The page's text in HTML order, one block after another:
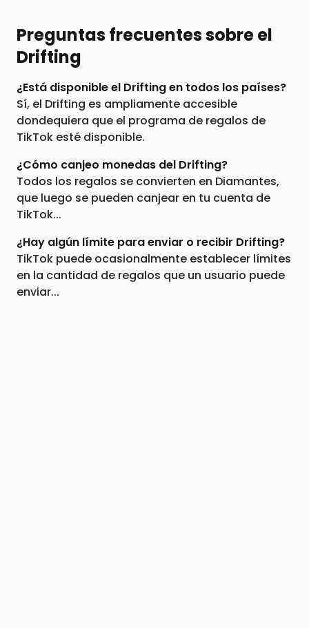
Preguntas frecuentes sobre el
Drifting
¿Está disponible el Drifting en todos los países?
Sí, el Drifting es ampliamente accesible
dondequiera que el programa de regalos de
TikTok esté disponible.
¿Cómo canjeo monedas del Drifting?
Todos los regalos se convierten en Diamantes,
que luego se pueden canjear en tu cuenta de
TikTok...
¿Hay algún límite para enviar o recibir Drifting?
TikTok puede ocasionalmente establecer límites
en la cantidad de regalos que un usuario puede
enviar...